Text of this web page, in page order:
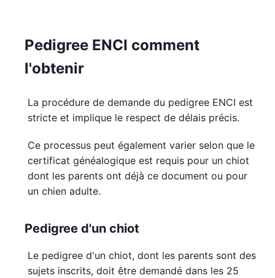
Pedigree ENCI comment
l'obtenir
La procédure de demande du pedigree ENCI est
stricte et implique le respect de délais précis.
Ce processus peut également varier selon que le
certificat généalogique est requis pour un chiot
dont les parents ont déjà ce document ou pour
un chien adulte.
Pedigree d'un chiot
Le pedigree d'un chiot, dont les parents sont des
sujets inscrits, doit être demandé dans les 25